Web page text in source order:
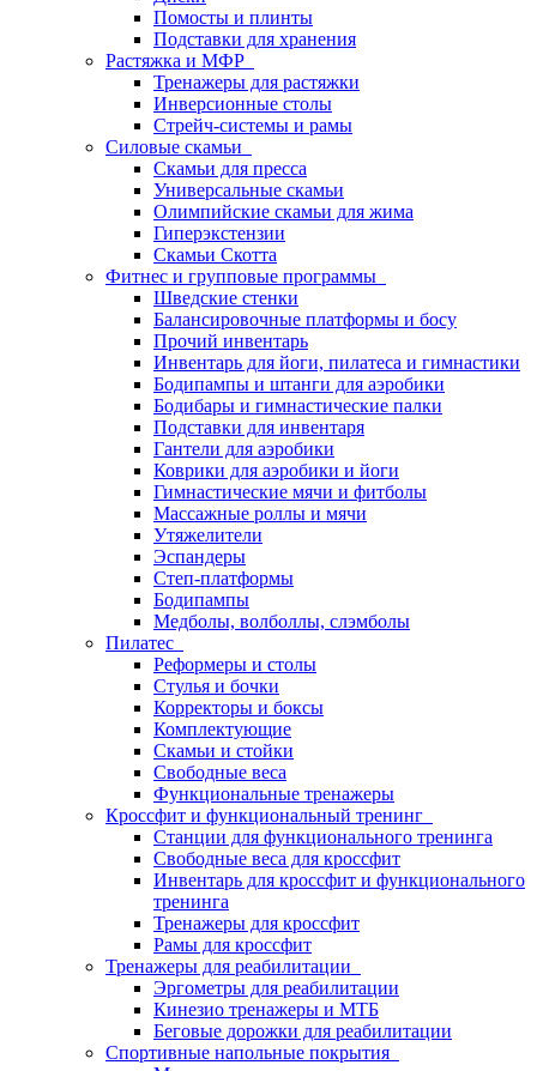
Помосты и плинты
Подставки для хранения
Растяжка и МФР
Тренажеры для растяжки
Инверсионные столы
Стрейч-системы и рамы
Силовые скамьи
Скамьи для пресса
Универсальные скамьи
Олимпийские скамьи для жима
Гиперэкстензии
Скамьи Скотта
Фитнес и групповые программы
Шведские стенки
Балансировочные платформы и босу
Прочий инвентарь
Инвентарь для йоги, пилатеса и гимнастики
Бодипампы и штанги для аэробики
Бодибары и гимнастические палки
Подставки для инвентаря
Гантели для аэробики
Коврики для аэробики и йоги
Гимнастические мячи и фитболы
Массажные роллы и мячи
Утяжелители
Эспандеры
Степ-платформы
Бодипампы
Медболы, волболлы, слэмболы
Пилатес
Реформеры и столы
Стулья и бочки
Корректоры и боксы
Комплектующие
Скамьи и стойки
Свободные веса
Функциональные тренажеры
Кроссфит и функциональный тренинг
Станции для функционального тренинга
Свободные веса для кроссфит
Инвентарь для кроссфит и функционального
тренинга
Тренажеры для кроссфит
Рамы для кроссфит
Тренажеры для реабилитации
Эргометры для реабилитации
Кинезио тренажеры и МТБ
Беговые дорожки для реабилитации
Спортивные напольные покрытия